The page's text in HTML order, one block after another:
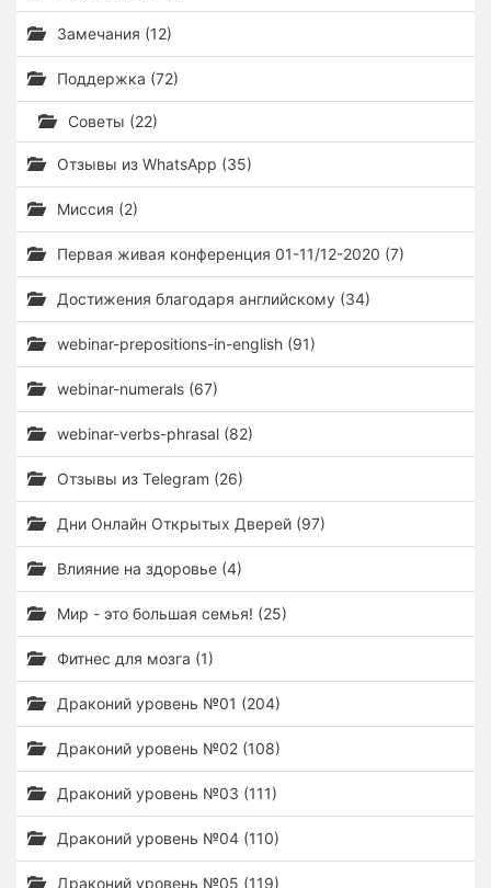
Замечания (12)
Поддержка (72)
Советы (22)
Отзывы из WhatsApp (35)
Миссия (2)
Первая живая конференция 01-11/12-2020 (7)
Достижения благодаря английскому (34)
webinar-prepositions-in-english (91)
webinar-numerals (67)
webinar-verbs-phrasal (82)
Отзывы из Telegram (26)
Дни Онлайн Открытых Дверей (97)
Влияние на здоровье (4)
Мир - это большая семья! (25)
Фитнес для мозга (1)
Драконий уровень №01 (204)
Драконий уровень №02 (108)
Драконий уровень №03 (111)
Драконий уровень №04 (110)
Драконий уровень №05 (119)